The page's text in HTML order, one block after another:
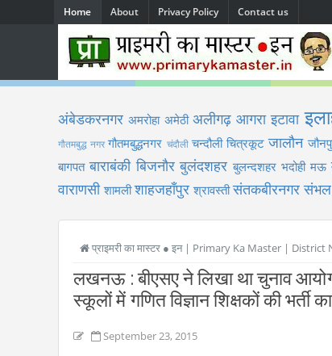
Home About Privacy Policy Contact us
अंबेडकरनगर अमरोहा अमेठी अलीगढ़ आगरा इटावा
गौतमबुद्ध नगर गौतमबुद्धनगर चंदौली चन्दौली चित्रकूट जालौन
बागपत बाराबंकी बिजनौर बुलंदशहर बुलन्दशहर भदोही मऊ
वाराणसी शामली शाहजहाँपुर श्रावस्ती संतकबीरनगर संभल
प्राइमरी का मास्टर ● इन | Primary Ka Master |
लखनऊ : बीएसए ने लिखा था चुनाव
स्कूलों में गणित विज्ञान शिक्षकों की भर्ती
September 23, 2015